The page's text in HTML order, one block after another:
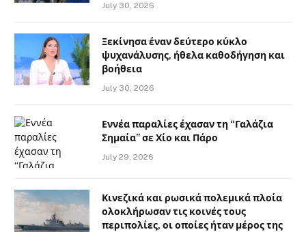
July 30, 2026
Ξεκίνησα έναν δεύτερο κύκλο
ψυχανάλυσης, ήθελα καθοδήγηση και
βοήθεια
July 30, 2026
Εννέα παραλίες έχασαν τη “Γαλάζια
Σημαία” σε Χίο και Πάρο
July 29, 2026
Κινεζικά και ρωσικά πολεμικά πλοία
ολοκλήρωσαν τις κοινές τους
περιπολίες, οι οποίες ήταν μέρος της